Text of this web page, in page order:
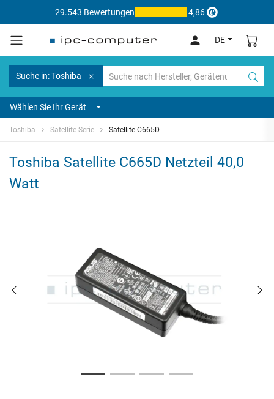
29.543 Bewertungen 4,86
DE
Suche in: Toshiba
Wählen Sie Ihr Gerät
Toshiba Satellite Serie Satellite C665D
Toshiba Satellite C665D Netzteil 40,0
Watt